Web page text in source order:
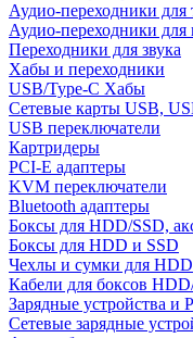
Аудио-переходники для
Аудио-переходники для
Переходники для звука
Хабы и переходники
USB/Type-C Хабы
Сетевые карты USB,
USB переключатели
Картридеры
PCI-E адаптеры
KVM переключатели
Bluetooth адаптеры
Боксы для HDD/SSD,
Боксы для HDD и SSD
Чехлы и сумки для HDD
Кабели для боксов
Зарядные устройства и
Сетевые зарядные